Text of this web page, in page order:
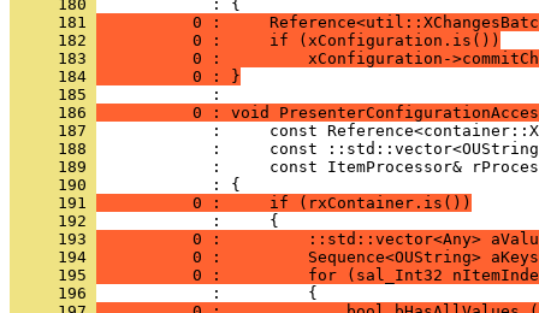
     180
     181
0 :
     182
          0 :     if (xConfiguration.is())
     183
0 :         xConfiguration-
     184
          0 : }
     185
     186
0 : void
     187
     188
     189
     190
     191
          0 :     if (rxContainer.is())
     192
     193
0 :         ::std::vector<Any>
     194
0 :         Sequence<OUString>
     195
0 :         for (sal_Int32
     196